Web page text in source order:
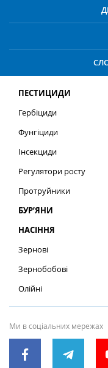
ПЕСТИЦИДИ
Гербіциди
Фунгіциди
Інсекциди
Регулятори росту
Протруйники
БУР’ЯНИ
НАСІННЯ
Зернові
Зернобобові
Олійні
Ми в соціальних мережах